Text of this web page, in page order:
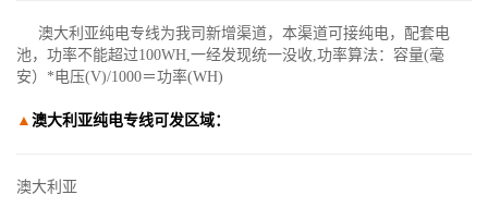
澳大利亚纯电专线为我司新增渠道，本渠道可接纯电，配套电
池，功率不能超过100WH,一经发现统一没收,功率算法：容量(毫
安）*电压(V)/1000＝功率(WH)
▲ 澳大利亚纯电专线可发区域：
澳大利亚